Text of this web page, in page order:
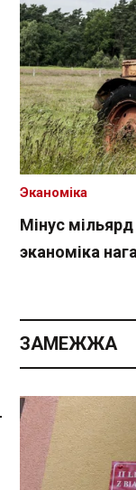
Спасылка без
Мінус
эканоміка
Эканоміка
ЗАМЕЖЖА